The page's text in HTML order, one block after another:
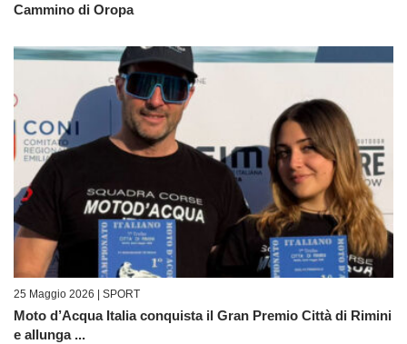
Cammino di Oropa
25 Maggio 2026 | SPORT
Moto d’Acqua Italia conquista il Gran Premio Città di Rimini
e allunga ...